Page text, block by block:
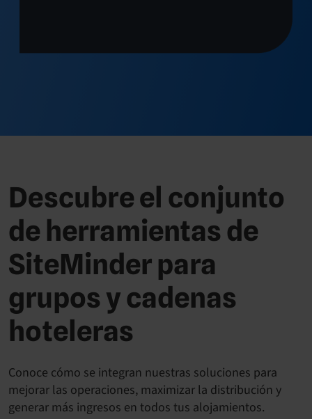
Descubre el conjunto
de herramientas de
SiteMinder para
grupos y cadenas
hoteleras
Conoce cómo se integran nuestras soluciones para
mejorar las operaciones, maximizar la distribución y
generar más ingresos en todos tus alojamientos.